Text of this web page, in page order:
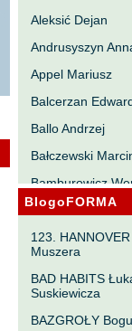
Aleksić Dejan
Andrusyszyn
Appel Mariusz
Balcerzan
Ballo Andrzej
Bałczewski
Bamburowicz
Bawołek Waldemar
Bereza Henryk
Bielawa Jacek
Biernacka Alina
BlogoFORMA
123.
Muszera
BAD HABITS
Suskiewicza
BAZGROŁY